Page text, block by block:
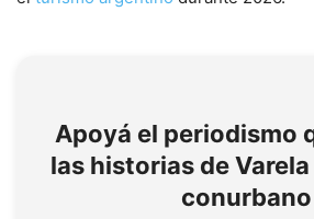
Apoyá el periodismo
las historias de
conurbano